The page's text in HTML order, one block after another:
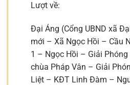
Lượt về:
Đại Áng (Cổng UBND xã
mới – Xã Ngọc Hồi – Cầu
1 – Ngọc Hồi – Giải
chùa Pháp Vân – Giải
Liệt – KĐT Linh Đàm –